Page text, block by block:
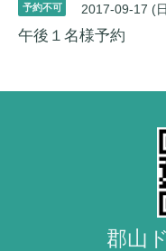
予約不可 2017-09-17 (
午後１名様予約
郡山